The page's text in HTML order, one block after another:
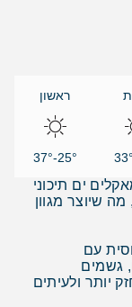
ראשון
25°-37°
ים תיכוני
שיוצר מגוון
עם
בחופים, גשמים
יותר ולעיתים